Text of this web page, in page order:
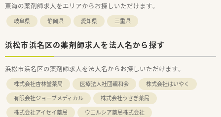
東海の薬剤師求人をエリアからお探しいただけます。
岐阜県 静岡県 愛知県 三重県
浜松市浜名区の薬剤師求人を法人名から探す
浜松市浜名区の薬剤師求人を法人名からお探しいただけます。
株式会社杏林堂薬局 医療法人社団親和会
株式会社はいやく
有限会社ジョーブメディカル
株式会社うさぎ薬局
株式会社アイセイ薬局
ウエルシア薬局株式会社